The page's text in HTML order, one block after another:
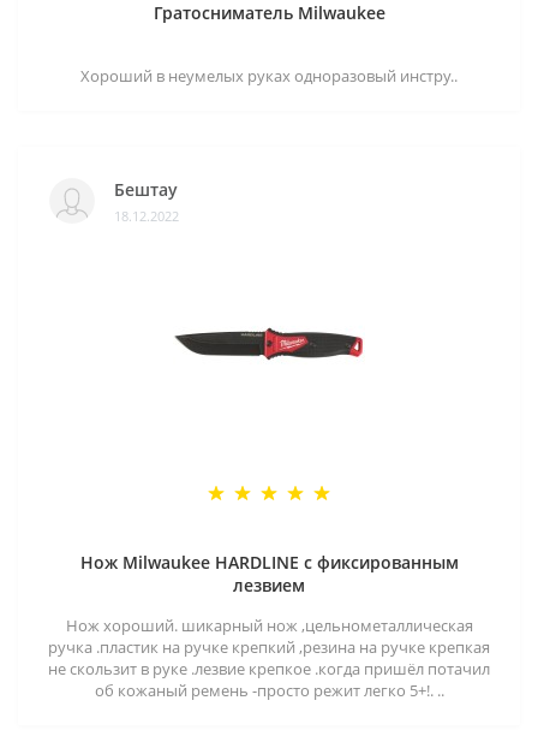
Гратосниматель Milwaukee
Хороший в неумелых руках одноразовый инстру..
Бештау
18.12.2022
Нож Milwaukee HARDLINE с фиксированным
лезвием
Нож хороший. шикарный нож ,цельнометаллическая
ручка .пластик на ручке крепкий ,резина на ручке крепкая
не скользит в руке .лезвие крепкое .когда пришёл потачил
об кожаный ремень -просто режит легко 5+!. ..